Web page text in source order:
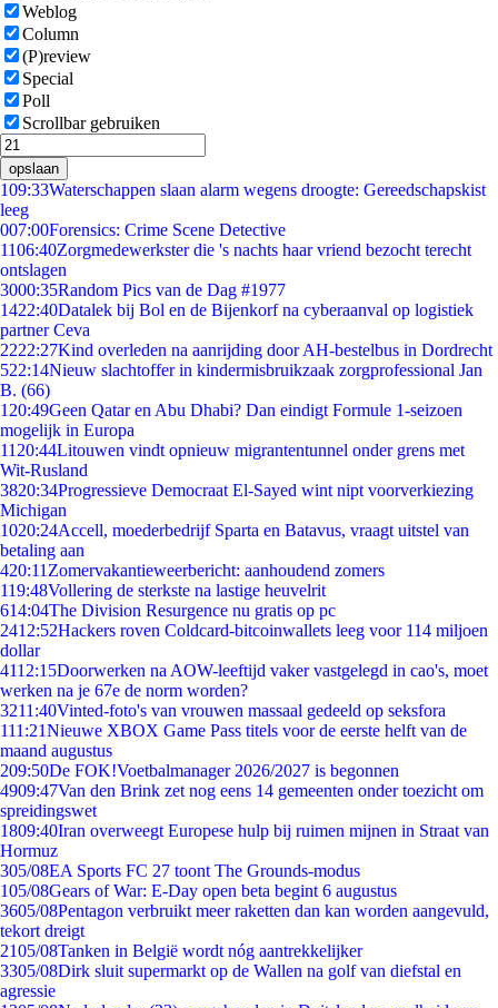
Weblog
Column
(P)review
Special
Poll
Scrollbar gebruiken
opslaan
109:33Waterschappen slaan alarm wegens droogte: Gereedschapskist
leeg
007:00Forensics: Crime Scene Detective
1106:40Zorgmedewerkster die 's nachts haar vriend bezocht terecht
ontslagen
3000:35Random Pics van de Dag #1977
1422:40Datalek bij Bol en de Bijenkorf na cyberaanval op logistiek
partner Ceva
2222:27Kind overleden na aanrijding door AH-bestelbus in Dordrecht
522:14Nieuw slachtoffer in kindermisbruikzaak zorgprofessional Jan
B. (66)
1 20:49Geen Qatar en Abu Dhabi? Dan eindigt Formule 1-seizoen
mogelijk in Europa
11 20:44Litouwen vindt opnieuw migrantentunnel onder grens met
Wit-Rusland
3820:34Progressieve Democraat El-Sayed wint nipt voorverkiezing
Michigan
1020:24Accell, moederbedrijf Sparta en Batavus, vraagt uitstel van
betaling aan
420:11 Zomervakantieweerbericht: aanhoudend zomers
119:48Vollering de sterkste na lastige heuvelrit
614:04The Division Resurgence nu gratis op pc
2412:52Hackers roven Coldcard-bitcoinwallets leeg voor 114 miljoen
dollar
4112:15Doorwerken na AOW-leeftijd vaker vastgelegd in cao's, moet
werken na je 67e de norm worden?
3211:40Vinted-foto's van vrouwen massaal gedeeld op seksfora
111:21Nieuwe XBOX Game Pass titels voor de eerste helft van de
maand augustus
209:50De FOK!Voetbalmanager 2026/2027 is begonnen
4909:47Van den Brink zet nog eens 14 gemeenten onder toezicht om
spreidingswet
1809:40Iran overweegt Europese hulp bij ruimen mijnen in Straat van
Hormuz
305/08EA Sports FC 27 toont The Grounds-modus
105/08Gears of War: E-Day open beta begint 6 augustus
3605/08Pentagon verbruikt meer raketten dan kan worden aangevuld,
tekort dreigt
2105/08Tanken in België wordt nóg aantrekkelijker
3305/08Dirk sluit supermarkt op de Wallen na golf van diefstal en
agressie